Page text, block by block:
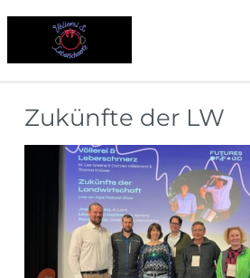
Zukünfte der LW